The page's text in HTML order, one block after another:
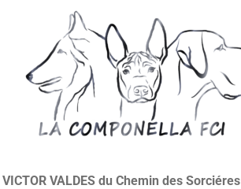
VICTOR VALDES du Chemin des Sorciéres